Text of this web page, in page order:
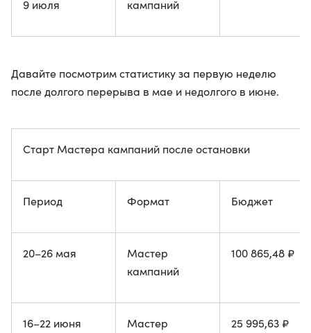
9 июля кампаний
Давайте посмотрим статистику за первую неделю
после долгого перерыва в мае и недолгого в июне.
Старт Мастера кампаний после остановки
Период Формат Бюджет
20–26 мая
Мастер
кампаний
100 865,48 ₽
16–22 июня
Мастер
25 995,63 ₽